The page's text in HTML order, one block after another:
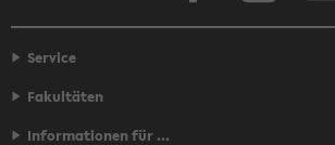
Service
Fakultäten
Informationen für ...